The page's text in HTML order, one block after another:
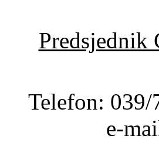
Predsjednik
Telefon:
e-